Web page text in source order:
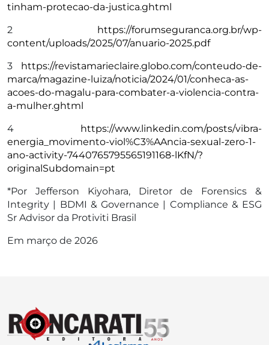
tinham-protecao-da-justica.ghtml
2 https://forumseguranca.org.br/wp-
content/uploads/2025/07/anuario-2025.pdf
3 https://revistamarieclaire.globo.com/conteudo-de-
marca/magazine-luiza/noticia/2024/01/conheca-as-
acoes-do-magalu-para-combater-a-violencia-contra-
a-mulher.ghtml
4 https://www.linkedin.com/posts/vibra-
energia_movimento-viol%C3%AAncia-sexual-zero-1-
ano-activity-7440765795565191168-lKfN/?
originalSubdomain=pt
*Por Jefferson Kiyohara, Diretor de Forensics &
Integrity | BDMI & Governance | Compliance & ESG
Sr Advisor da Protiviti Brasil
Em março de 2026